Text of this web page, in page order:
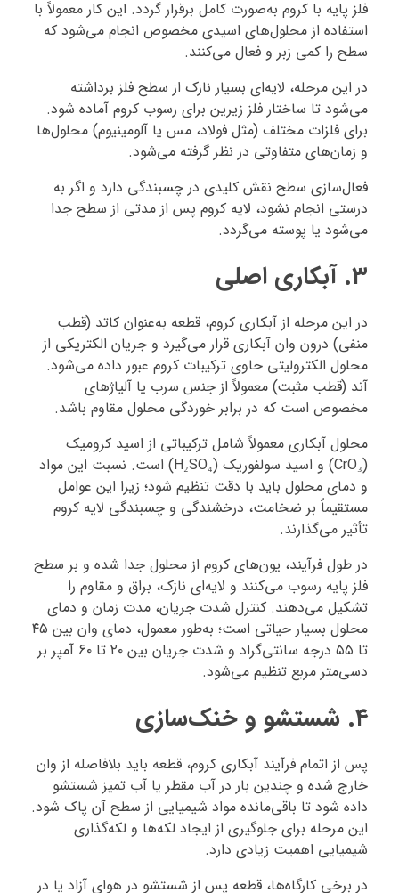
فلز پایه با کروم به‌صورت کامل برقرار گردد. این کار معمولاً با
استفاده از محلول‌های اسیدی مخصوص انجام می‌شود که
سطح را کمی زبر و فعال می‌کنند.
در این مرحله، لایه‌ای بسیار نازک از سطح فلز برداشته
می‌شود تا ساختار فلز زیرین برای رسوب کروم آماده شود.
برای فلزات مختلف (مثل فولاد، مس یا آلومینیوم) محلول‌ها
و زمان‌های متفاوتی در نظر گرفته می‌شود.
فعال‌سازی سطح نقش کلیدی در چسبندگی دارد و اگر به
درستی انجام نشود، لایه کروم پس از مدتی از سطح جدا
می‌شود یا پوسته می‌گردد.
۳. آبکاری اصلی
در این مرحله از آبکاری کروم، قطعه به‌عنوان کاتد (قطب
منفی) درون وان آبکاری قرار می‌گیرد و جریان الکتریکی از
محلول الکترولیتی حاوی ترکیبات کروم عبور داده می‌شود.
آند (قطب مثبت) معمولاً از جنس سرب یا آلیاژهای
مخصوص است که در برابر خوردگی محلول مقاوم باشد.
محلول آبکاری معمولاً شامل ترکیباتی از اسید کرومیک
(CrO₃) و اسید سولفوریک (H₂SO₄) است. نسبت این مواد
و دمای محلول باید با دقت تنظیم شود؛ زیرا این عوامل
مستقیماً بر ضخامت، درخشندگی و چسبندگی لایه کروم
تأثیر می‌گذارند.
در طول فرآیند، یون‌های کروم از محلول جدا شده و بر سطح
فلز پایه رسوب می‌کنند و لایه‌ای نازک، براق و مقاوم را
تشکیل می‌دهند. کنترل شدت جریان، مدت زمان و دمای
محلول بسیار حیاتی است؛ به‌طور معمول، دمای وان بین ۴۵
تا ۵۵ درجه سانتی‌گراد و شدت جریان بین ۲۰ تا ۶۰ آمپر بر
دسی‌متر مربع تنظیم می‌شود.
۴. شستشو و خنک‌سازی
پس از اتمام فرآیند آبکاری کروم، قطعه باید بلافاصله از وان
خارج شده و چندین بار در آب مقطر یا آب تمیز شستشو
داده شود تا باقی‌مانده مواد شیمیایی از سطح آن پاک شود.
این مرحله برای جلوگیری از ایجاد لکه‌ها و لکه‌گذاری
شیمیایی اهمیت زیادی دارد.
در برخی کارگاه‌ها، قطعه پس از شستشو در هوای آزاد یا در